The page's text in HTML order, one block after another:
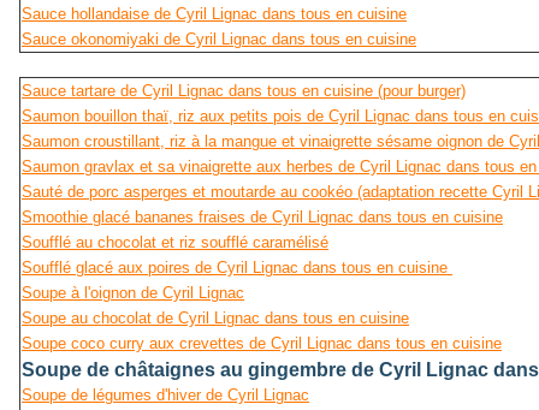
Sauce hollandaise de Cyril Lignac dans tous en cuisine
Sauce okonomiyaki de Cyril Lignac dans tous en cuisine
Sauce tartare de Cyril Lignac dans tous en cuisine (pour burger)
Saumon bouillon thaï, riz aux petits pois de Cyril Lignac dans tous en
Saumon croustillant, riz à la mangue et vinaigrette sésame oignon de
Saumon gravlax et sa vinaigrette aux herbes de Cyril Lignac dans tous
Sauté de porc asperges et moutarde au cookéo (adaptation recette Cyril
Smoothie glacé bananes fraises de Cyril Lignac dans tous en cuisine
Soufflé au chocolat et riz soufflé caramélisé
Soufflé glacé aux poires de Cyril Lignac dans tous en cuisine
Soupe à l'oignon de Cyril Lignac
Soupe au chocolat de Cyril Lignac dans tous en cuisine
Soupe coco curry aux crevettes de Cyril Lignac dans tous en cuisine
Soupe de châtaignes au gingembre de Cyril Lignac
Soupe de légumes d'hiver de Cyril Lignac